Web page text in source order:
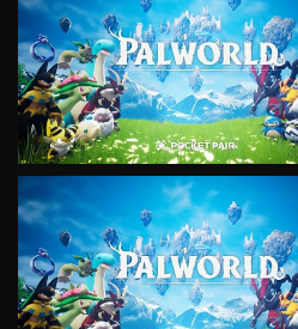
VIEW
VIEW